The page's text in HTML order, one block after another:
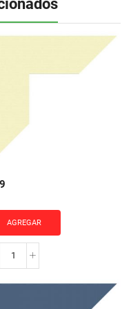
AGREGAR
989